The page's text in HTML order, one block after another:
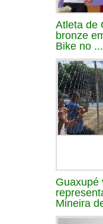
Atleta de
bronze
Bike no ...
Guaxupé
Mineira